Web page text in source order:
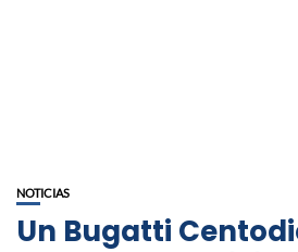
NOTICIAS
Un Bugatti